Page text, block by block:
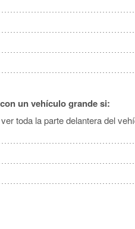
un vehículo grande si:
toda la parte delantera del